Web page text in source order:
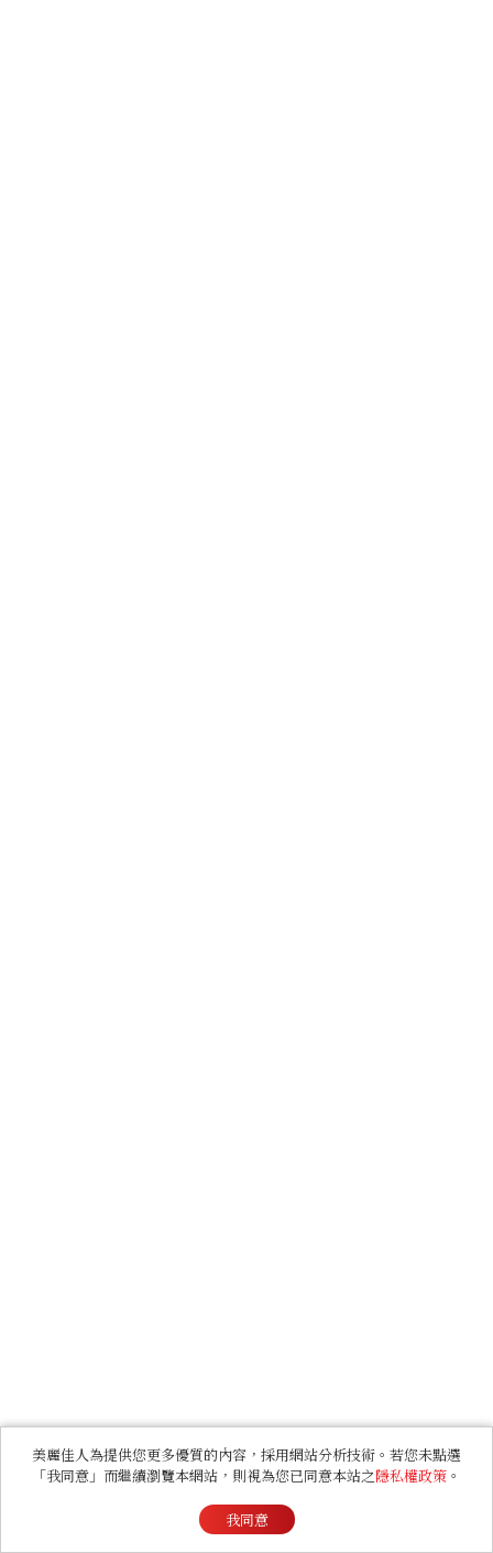
美麗佳人為提供您更多優質的內容，採用網站分析技術。若您未點選
「我同意」而繼續瀏覽本網站，則視為您已同意本站之隱私權政策 。
我同意